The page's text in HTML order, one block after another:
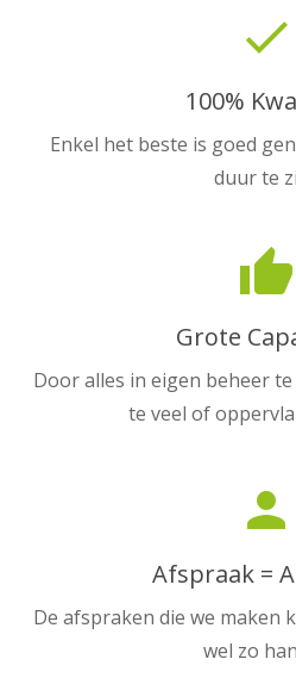
done
100%
Enkel het beste is goed
duur te
thumb_up
Grote
Door alles in eigen beheer
te veel of
person
Afspraak =
De afspraken die we maken
wel zo